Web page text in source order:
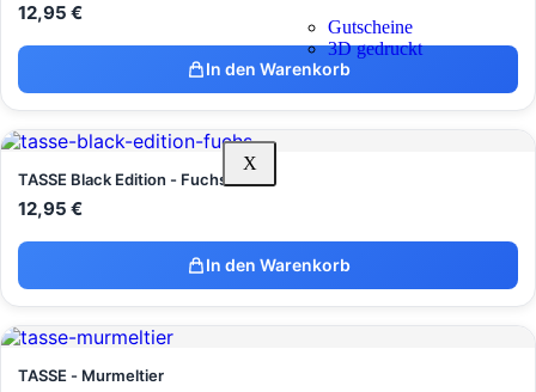
Gutscheine
3D gedruckt
X
12,95 €
In den Warenkorb
TASSE Black Edition - Fuchs
12,95 €
In den Warenkorb
TASSE - Murmeltier